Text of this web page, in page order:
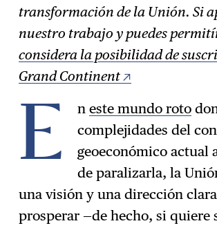
transformación de la Unión. Si
nuestro trabajo y puedes
considera la posibilidad de
Grand Continent
E neste mundo roto
complejidades del
geoeconómico actual
de paralizarla, la
una visión y una dirección
prosperar —de hecho, si quiere